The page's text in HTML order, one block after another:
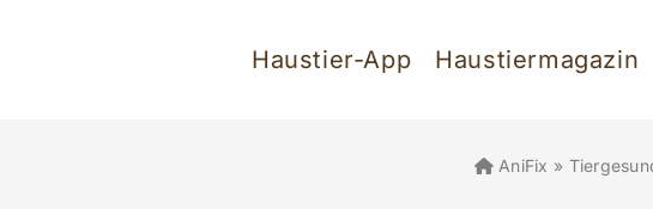
Haustier-App Haustiermagazin
AniFix »